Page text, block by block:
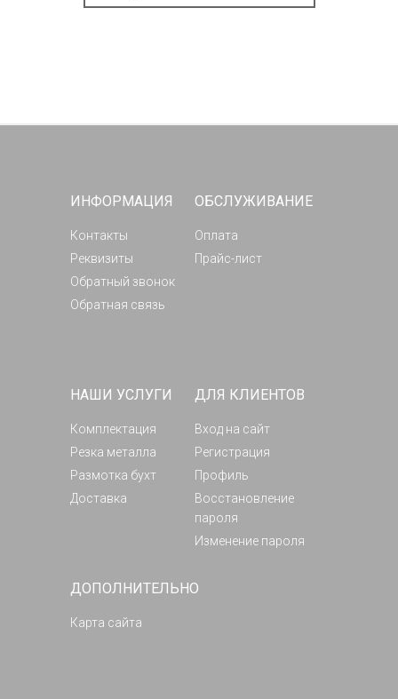
ИНФОРМАЦИЯ
Контакты
Реквизиты
Обратный звонок
Обратная связь
ОБСЛУЖИВАНИЕ
Оплата
Прайс-лист
НАШИ УСЛУГИ
Комплектация
Резка металла
Размотка бухт
Доставка
ДЛЯ КЛИЕНТОВ
Вход на сайт
Регистрация
Профиль
Восстановление
пароля
Изменение пароля
ДОПОЛНИТЕЛЬНО
Карта сайта